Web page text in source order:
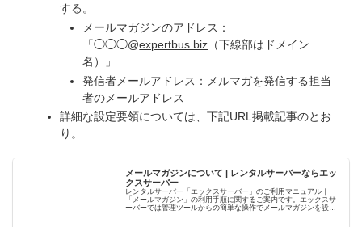
する。
メールマガジンのアドレス：
「◯◯◯@expertbus.biz （下線部はドメイン
名）」
発信者メールアドレス：メルマガを発信する担当
者のメールアドレス
詳細な設定要領については、下記URL掲載記事のとお
り。
メールマガジンについて | レンタルサーバーならエッ
クスサーバー
レンタルサーバー「エックスサーバー」のご利用マニュアル｜
「メールマガジン」の利用手順に関するご案内です。エックスサ
ーバーでは管理ツールからの簡単な操作でメールマガジンを設置